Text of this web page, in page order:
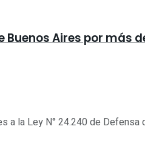
Aires por más
la Ley N° 24.240 de Defensa